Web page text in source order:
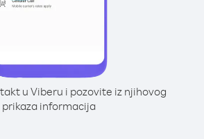
u Viberu i pozovite iz njihovog
prikaza informacija